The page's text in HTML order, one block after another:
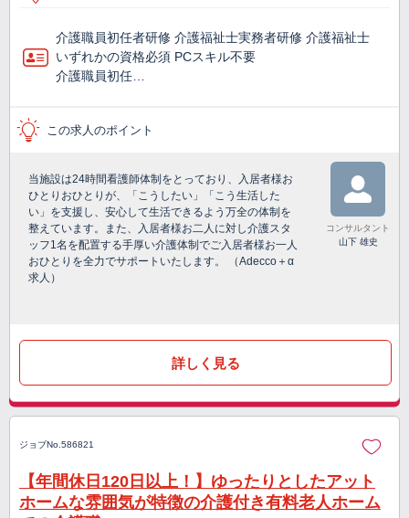
介護職員初任者研修 介護福祉士実務者研修 介護福祉士
いずれかの資格必須 PCスキル不要
介護職員初任…
この求人のポイント
当施設は24時間看護師体制をとっており、入居者様お
ひとりおひとりが、「こうしたい」「こう生活した
い」を支援し、安心して生活できるよう万全の体制を
整えています。また、入居者様お二人に対し介護スタ
ッフ1名を配置する手厚い介護体制でご入居者様お一人
おひとりを全力でサポートいたします。 （Adecco＋α
求人）
コンサルタント
山下 雄史
詳しく見る
ジョブNo.586821
【年間休日120日以上！】ゆったりとしたアット
ホームな雰囲気が特徴の介護付き有料老人ホーム